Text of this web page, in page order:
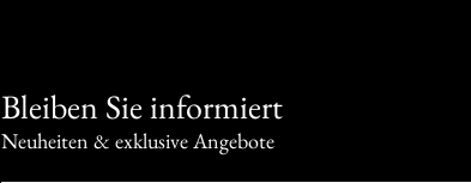
Bleiben Sie informiert
Neuheiten & exklusive Angebote